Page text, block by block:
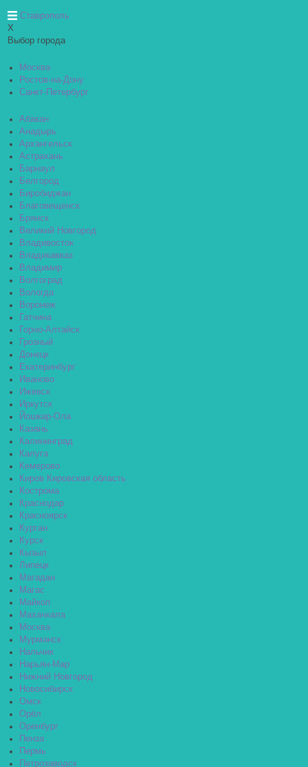
Ставрополь
X
Выбор города
Москва
Ростов-на-Дону
Санкт-Петербург
Абакан
Анадырь
Архангельск
Астрахань
Барнаул
Белгород
Биробиджан
Благовещенск
Брянск
Великий Новгород
Владивосток
Владикавказ
Владимир
Волгоград
Вологда
Воронеж
Гатчина
Горно-Алтайск
Грозный
Донецк
Екатеринбург
Иваново
Ижевск
Иркутск
Йошкар-Ола
Казань
Калининград
Калуга
Кемерово
Киров Кировская область
Кострома
Краснодар
Красноярск
Курган
Курск
Кызыл
Липецк
Магадан
Магас
Майкоп
Махачкала
Москва
Мурманск
Нальчик
Нарьян-Мар
Нижний Новгород
Новосибирск
Омск
Орёл
Оренбург
Пенза
Пермь
Петрозаводск